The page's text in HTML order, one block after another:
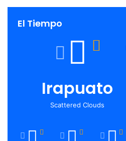
El Tiempo
Irapuato
Scattered Clouds